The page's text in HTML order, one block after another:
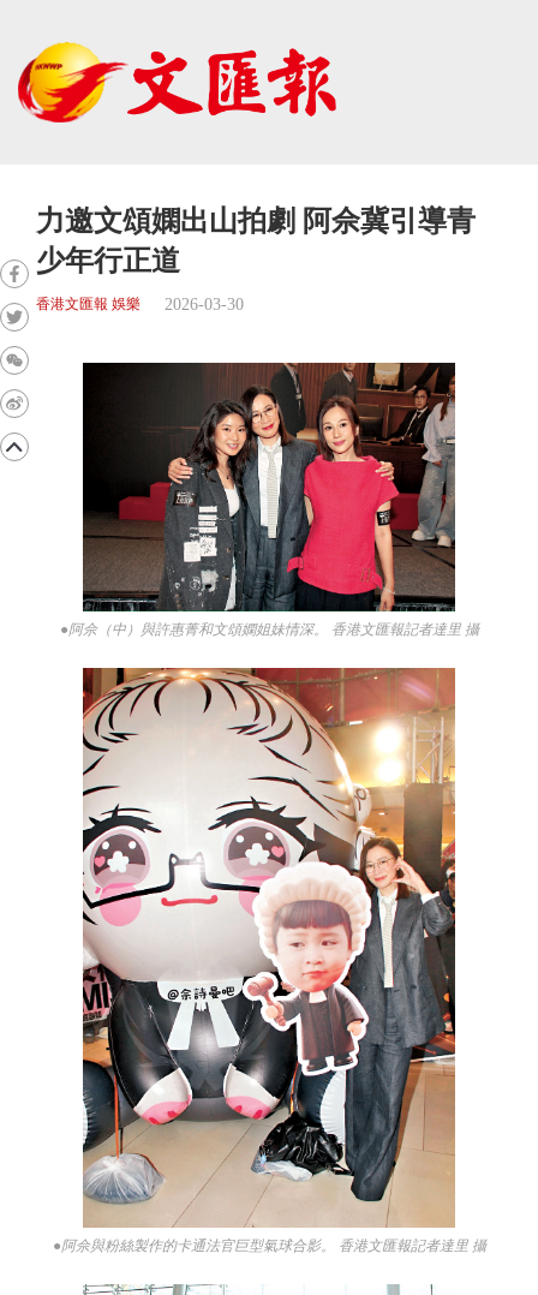
力邀文頌嫻出山拍劇 阿佘冀引導青
少年行正道
香港文匯報 娛樂 2026-03-30
●阿佘（中）與許惠菁和文頌嫻姐妹情深。 香港文匯報記者達里 攝
●阿佘與粉絲製作的卡通法官巨型氣球合影。 香港文匯報記者達里 攝